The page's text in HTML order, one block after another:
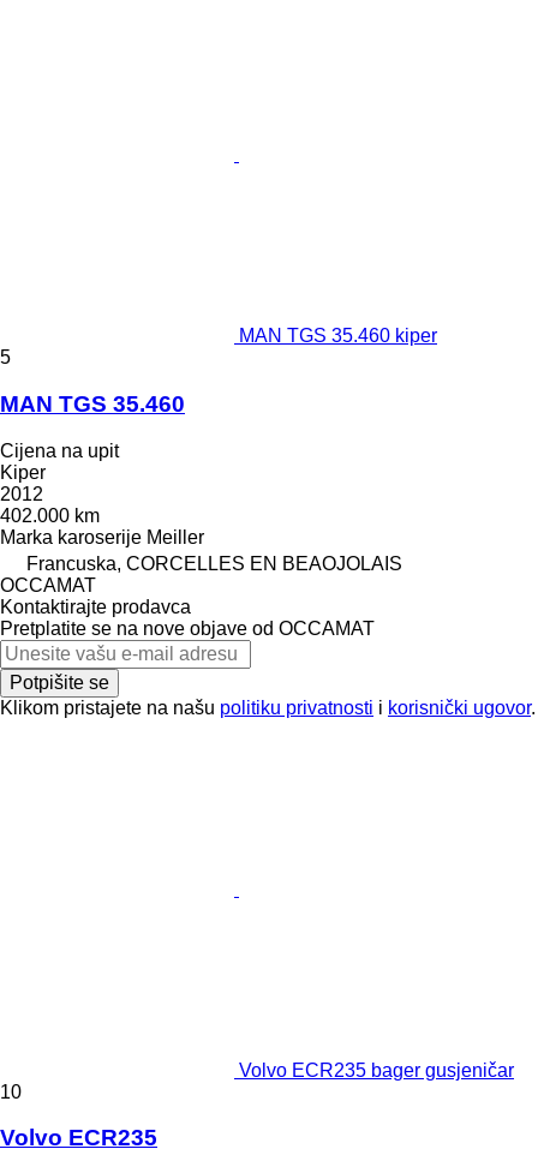
MAN TGS 35.460 kiper
5
MAN TGS 35.460
Cijena na upit
Kiper
2012
402.000 km
Marka karoserije Meiller
Francuska, CORCELLES EN BEAOJOLAIS
OCCAMAT
Kontaktirajte prodavca
Pretplatite se na nove objave od OCCAMAT
Potpišite se
Klikom pristajete na našu politiku privatnosti i korisnički ugovor.
Volvo ECR235 bager gusjeničar
10
Volvo ECR235